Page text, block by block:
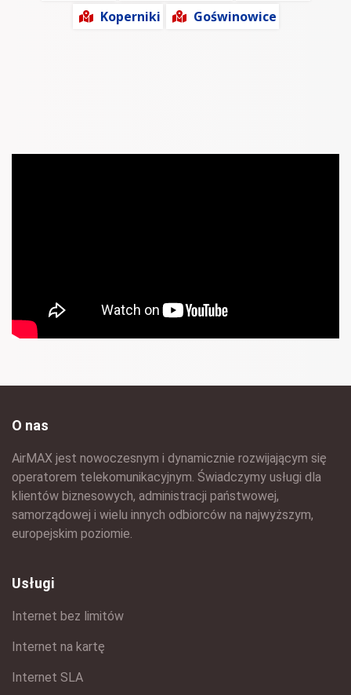
Koperniki
Goświnowice
O nas
AirMAX jest nowoczesnym i dynamicznie rozwijającym się
operatorem telekomunikacyjnym. Świadczymy usługi dla
klientów biznesowych, administracji państwowej,
samorządowej i wielu innych odbiorców na najwyższym,
europejskim poziomie.
Usługi
Internet bez limitów
Internet na kartę
Internet SLA